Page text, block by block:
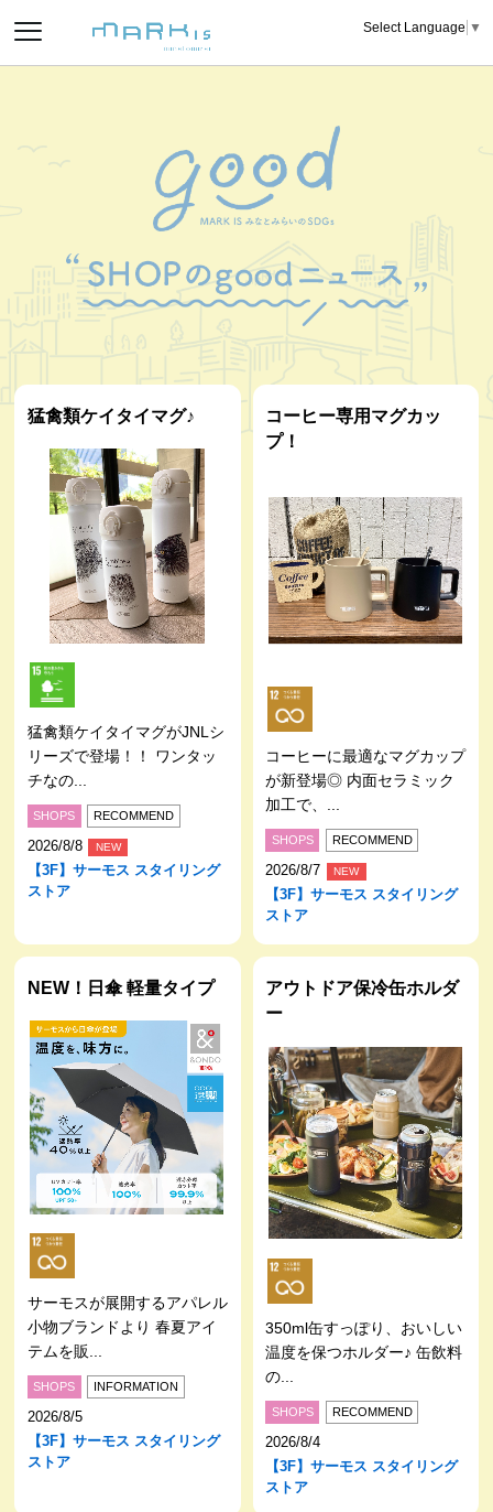
Select Language ▼
猛禽類ケイタイマグ♪
猛禽類ケイタイマグがJNLシ
リーズで登場！！ ワンタッ
チなの...
SHOPS RECOMMEND
2026/8/8 NEW
【3F】サーモス スタイリング
ストア
コーヒー専用マグカッ
プ！
コーヒーに最適なマグカップ
が新登場◎ 内面セラミック
加工で、...
SHOPS RECOMMEND
2026/8/7 NEW
【3F】サーモス スタイリング
ストア
NEW！日傘 軽量タイプ
サーモスが展開するアパレル
小物ブランドより 春夏アイ
テムを販...
SHOPS INFORMATION
2026/8/5
【3F】サーモス スタイリング
ストア
アウトドア保冷缶ホルダ
ー
350ml缶すっぽり、おいしい
温度を保つホルダー♪ 缶飲料
の...
SHOPS RECOMMEND
2026/8/4
【3F】サーモス スタイリング
ストア